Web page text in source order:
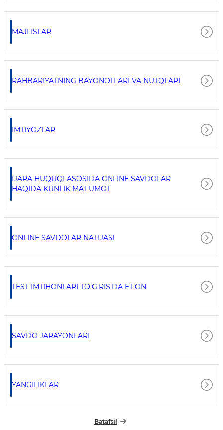
MAJLISLAR
RAHBARIYATNING BAYONOTLARI VA NUTQLARI
IMTIYOZLAR
IJARA HUQUQI ASOSIDA ONLINE SAVDOLAR
HAQIDA KUNLIK MA'LUMOT
ONLINE SAVDOLAR NATIJASI
TEST IMTIHONLARI TO'G'RISIDA E'LON
SAVDO JARAYONLARI
YANGILIKLAR
Batafsil